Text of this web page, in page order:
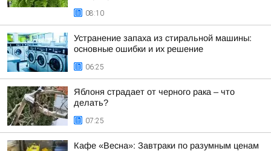
08:10
Устранение запаха из стиральной машины:
основные ошибки и их решение
06:25
Яблоня страдает от черного рака – что
делать?
07:25
Кафе «Весна»: Завтраки по разумным ценам